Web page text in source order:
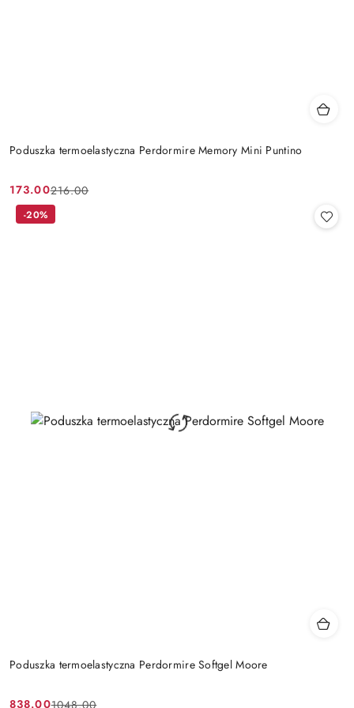
Poduszka termoelastyczna Perdormire Memory Mini Puntino
Cena
promocyjna:
173.00
Cena
przed
216.00
Poduszka termoelastyczna Perdormire Softgel Moore
838.001048.00
-20%